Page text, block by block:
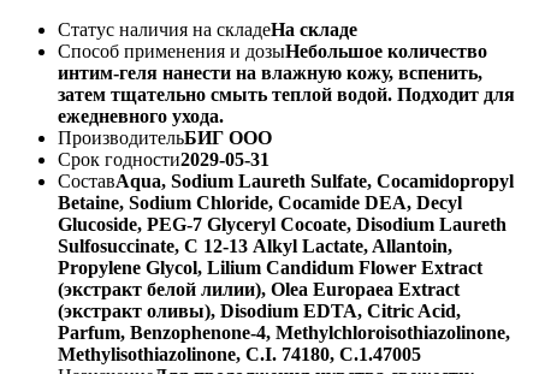
Статус наличия на складеНа складе
Способ применения и дозыНебольшое количество
интим-геля нанести на влажную кожу, вспенить,
затем тщательно смыть теплой водой. Подходит для
ежедневного ухода.
ПроизводительБИГ ООО
Срок годности2029-05-31
СоставAqua, Sodium Laureth Sulfate, Cocamidopropyl
Betaine, Sodium Chloride, Cocamide DEA, Decyl
Glucoside, PEG-7 Glyceryl Cocoate, Disodium Laureth
Sulfosuccinate, С 12-13 Alkyl Lactate, Allantoin,
Propylene Glycol, Lilium Candidum Flower Extract
(экстракт белой лилии), Olea Europaea Еxtract
(экстракт оливы), Disodium EDTA, Citric Acid,
Parfum, Benzophenone-4, Methylchlоroisothiazolinone,
Мethylisothiazolinone, С.I. 74180, С.1.47005